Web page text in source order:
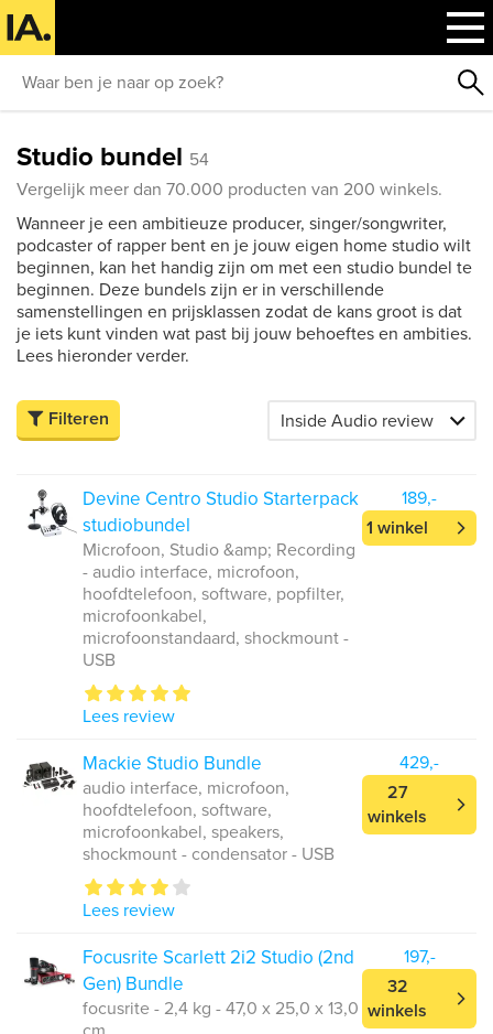
Studio bundel 54
Vergelijk meer dan 70.000 producten van 200 winkels.
Wanneer je een ambitieuze producer, singer/songwriter,
podcaster of rapper bent en je jouw eigen home studio wilt
beginnen, kan het handig zijn om met een studio bundel te
beginnen. Deze bundels zijn er in verschillende
samenstellingen en prijsklassen zodat de kans groot is dat
je iets kunt vinden wat past bij jouw behoeftes en ambities.
Lees hieronder verder.
Filteren
Devine Centro Studio Starterpack
studiobundel
Microfoon, Studio &amp; Recording
- audio interface, microfoon,
hoofdtelefoon, software, popfilter,
microfoonkabel,
microfoonstandaard, shockmount -
USB
Lees review
189,-
1 winkel
Mackie Studio Bundle
audio interface, microfoon,
hoofdtelefoon, software,
microfoonkabel, speakers,
shockmount - condensator - USB
Lees review
429,-
27
winkels
Focusrite Scarlett 2i2 Studio (2nd
Gen) Bundle
focusrite - 2,4 kg - 47,0 x 25,0 x 13,0
197,-
32
winkels